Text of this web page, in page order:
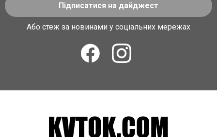
Підписатися на дайджест
Або стеж за новинами у соціальних мережах